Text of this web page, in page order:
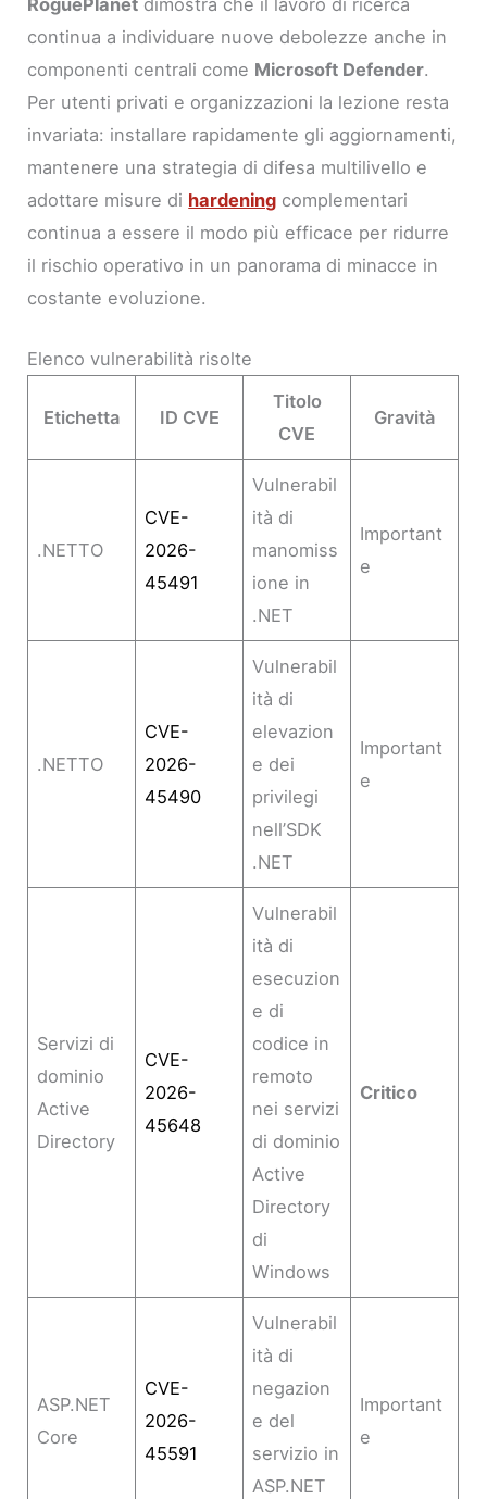
RoguePlanet dimostra che il lavoro di ricerca
continua a individuare nuove debolezze anche in
componenti centrali come Microsoft Defender.
Per utenti privati e organizzazioni la lezione resta
invariata: installare rapidamente gli aggiornamenti,
mantenere una strategia di difesa multilivello e
adottare misure di hardening complementari
continua a essere il modo più efficace per ridurre
il rischio operativo in un panorama di minacce in
costante evoluzione.
Elenco vulnerabilità risolte
Etichetta ID CVE
Titolo
CVE
Gravità
.NETTO
CVE-
2026-
45491
Vulnerabil
ità di
manomiss
ione in
.NET
Important
e
.NETTO
CVE-
2026-
45490
Vulnerabil
ità di
elevazion
e dei
privilegi
nell’SDK
.NET
Important
e
Servizi di
dominio
Active
Directory
CVE-
2026-
45648
Vulnerabil
ità di
esecuzion
e di
codice in
remoto
nei servizi
di dominio
Active
Directory
di
Windows
Critico
ASP.NET
Core
CVE-
2026-
45591
Vulnerabil
ità di
negazion
e del
servizio in
ASP.NET
Important
e